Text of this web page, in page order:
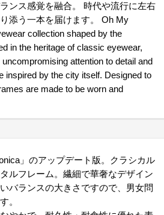
ンス感覚を融合。 時代や流行に左右
添う一本を届けます。 Oh My
collection shaped by the
in the heritage of classic eyewear,
attention to detail and
inspired by the city itself. Designed to
are made to be worn and
」のアップデート版。クラシカル
ルフレーム。繊細で華奢なデザイン
バランスの大きさですので、男女問
。